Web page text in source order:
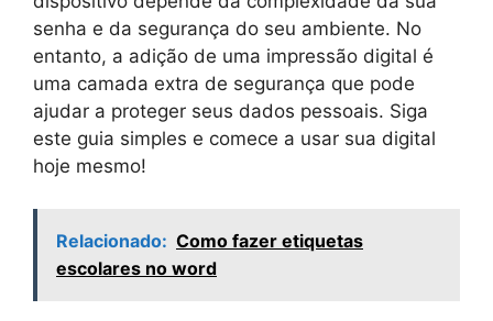
senha e da segurança do seu ambiente. No
entanto, a adição de uma impressão digital é
uma camada extra de segurança que pode
ajudar a proteger seus dados pessoais. Siga
este guia simples e comece a usar sua digital
hoje mesmo!
Relacionado: Como fazer etiquetas
escolares no word